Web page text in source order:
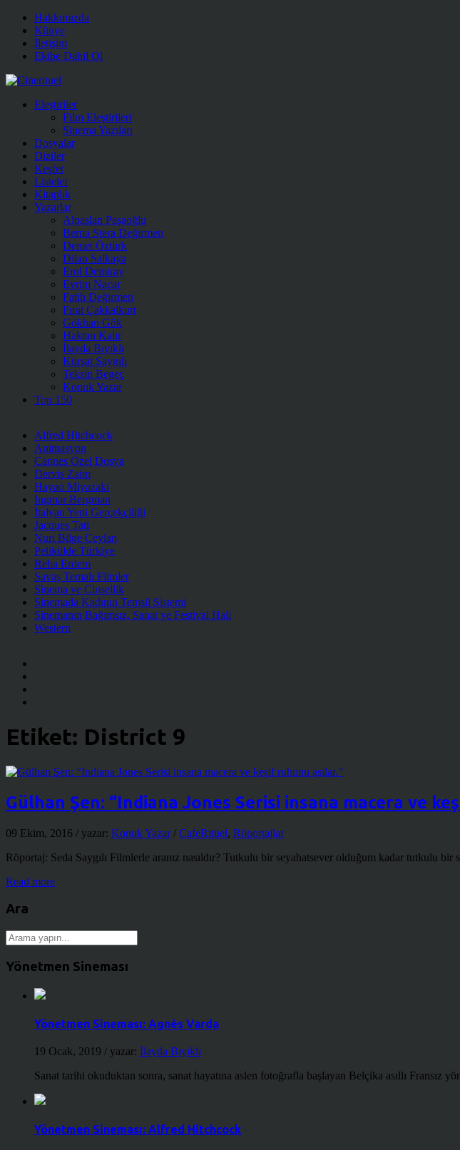
Hakkımızda
Künye
İletişim
Ekibe Dahil Ol
Eleştiriler
Film Eleştirileri
Sinema Yazıları
Dosyalar
Diziler
Keşfet
Listeler
Kitaplık
Yazarlar
Alpaslan Paşaoğlu
Berna Stera Değirmen
Demet Öztürk
Dilan Salkaya
Erol Demiray
Evrim Nacar
Fatih Değirmen
Fırat Çakkalkurt
Gökhan Gök
Haktan Kalır
İlayda Bıyıklı
Kürşat Saygılı
Teksin Begeç
Konuk Yazar
Top 150
Alfred Hitchcock
Animasyon
Cannes Özel Dosya
Derviş Zaim
Hayao Miyazaki
Ingmar Bergman
İtalyan Yeni Gerçekçiliği
Jacques Tati
Nuri Bilge Ceylan
Pelikülde Türkiye
Reha Erdem
Savaş Temalı Filmler
Sinema ve Cinsellik
Sinemada Kadının Temsil Sistemi
Sinemanın Bağımsız, Sanat ve Festival Hali
Western
Etiket: District 9
Gülhan Şen: “Indiana Jones Serisi insana macera ve
09 Ekim, 2016 / yazar: Konuk Yazar/ CafeRitüel, Röportajlar
Röportaj: Seda Saygılı Filmlerle aranız nasıldır? Tutkulu bir seyahatsever olduğum kadar tutkulu
Read more
Ara
Yönetmen Sineması
Yönetmen Sineması: Agnès Varda
19 Ocak, 2019 / yazar: İlayda Bıyıklı
Sanat tarihi okuduktan sonra, sanat hayatına aslen fotoğrafla başlayan Belçika asıllı Fransız
Yönetmen Sineması: Alfred Hitchcock